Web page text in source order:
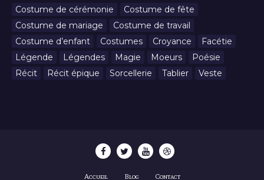
Costume de cérémonie
Costume de fête
Costume de mariage
Costume de travail
Costume d’enfant
Costumes Croyance
Facétie
Légende
Légendes Magie Moeurs
Poésie
Récit
Récit épique Sorcellerie Tablier Veste
Accueil Blog Contact